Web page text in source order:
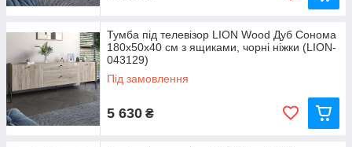
Тумба під телевізор LION Wood Дуб Сонома
180х50х40 см з ящиками, чорні ніжки (LION-
043129)
Під замовлення
5 630 ₴